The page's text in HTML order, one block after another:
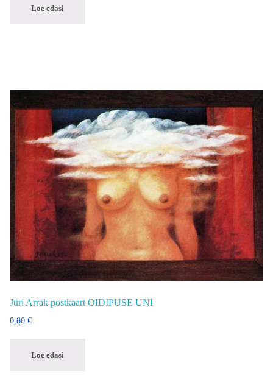
Loe edasi
Jüri Arrak postkaart OIDIPUSE UNI
0,80 €
Loe edasi